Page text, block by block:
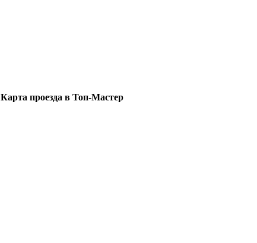
Карта проезда в Топ-Мастер